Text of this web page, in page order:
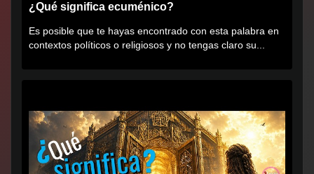
¿Qué significa ecuménico?
Es posible que te hayas encontrado con esta palabra en
contextos políticos o religiosos y no tengas claro su...